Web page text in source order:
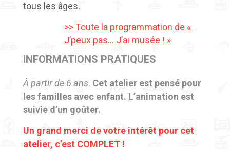
tous les âges.
>> Toute la programmation de «
J’peux pas… J’ai musée ! »
INFORMATIONS PRATIQUES
À partir de 6 ans. Cet atelier est pensé pour
les familles avec enfant. L’animation est
suivie d’un goûter.
Un grand merci de votre intérêt pour cet
atelier, c’est COMPLET !